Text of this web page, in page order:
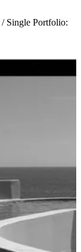
/ Single Portfolio: